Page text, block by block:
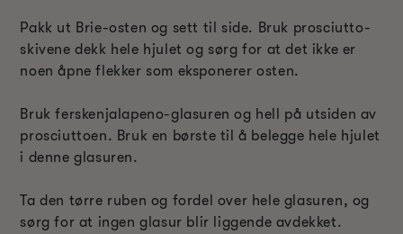
Pakk ut Brie-osten og sett til side. Bruk prosciutto-
skivene dekk hele hjulet og sørg for at det ikke er
noen åpne flekker som eksponerer osten.
Bruk ferskenjalapeno-glasuren og hell på utsiden av
prosciuttoen. Bruk en børste til å belegge hele hjulet
i denne glasuren.
Ta den tørre ruben og fordel over hele glasuren, og
sørg for at ingen glasur blir liggende avdekket.